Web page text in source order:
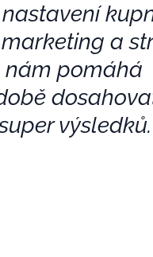
a
nám pomáhá
výsledků.